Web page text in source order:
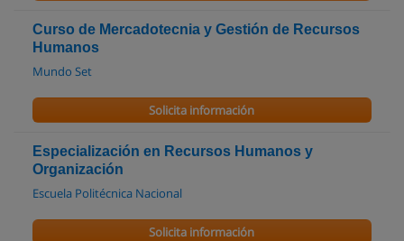
Curso de Mercadotecnia y Gestión de Recursos
Humanos
Mundo Set
Solicita información
Especialización en Recursos Humanos y
Organización
Escuela Politécnica Nacional
Solicita información